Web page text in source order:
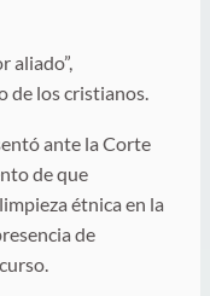
aliado”,
de los cristianos.
ante la Corte
de que
étnica en la
de